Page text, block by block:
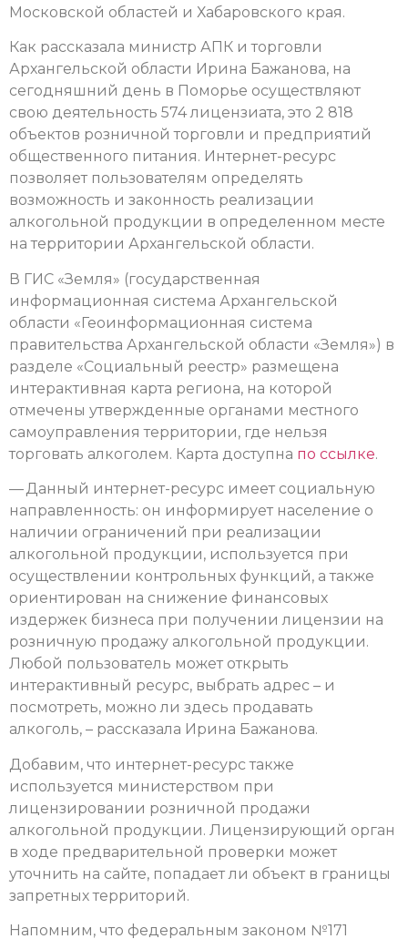
Московской областей и Хабаровского края.
Как рассказала министр АПК и торговли
Архангельской области Ирина Бажанова, на
сегодняшний день в Поморье осуществляют
свою деятельность 574 лицензиата, это 2 818
объектов розничной торговли и предприятий
общественного питания. Интернет-ресурс
позволяет пользователям определять
возможность и законность реализации
алкогольной продукции в определенном месте
на территории Архангельской области.
В ГИС «Земля» (государственная
информационная система Архангельской
области «Геоинформационная система
правительства Архангельской области «Земля») в
разделе «Социальный реестр» размещена
интерактивная карта региона, на которой
отмечены утвержденные органами местного
самоуправления территории, где нельзя
торговать алкоголем. Карта доступна по ссылке.
— Данный интернет-ресурс имеет социальную
направленность: он информирует население о
наличии ограничений при реализации
алкогольной продукции, используется при
осуществлении контрольных функций, а также
ориентирован на снижение финансовых
издержек бизнеса при получении лицензии на
розничную продажу алкогольной продукции.
Любой пользователь может открыть
интерактивный ресурс, выбрать адрес – и
посмотреть, можно ли здесь продавать
алкоголь, – рассказала Ирина Бажанова.
Добавим, что интернет-ресурс также
используется министерством при
лицензировании розничной продажи
алкогольной продукции. Лицензирующий орган
в ходе предварительной проверки может
уточнить на сайте, попадает ли объект в границы
запретных территорий.
Напомним, что федеральным законом №171